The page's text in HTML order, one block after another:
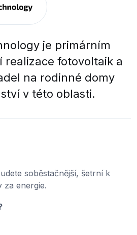
je primárním
realizace fotovoltaik a
na rodinné domy
v této oblasti.
soběstačnější, šetrní k
za energie.